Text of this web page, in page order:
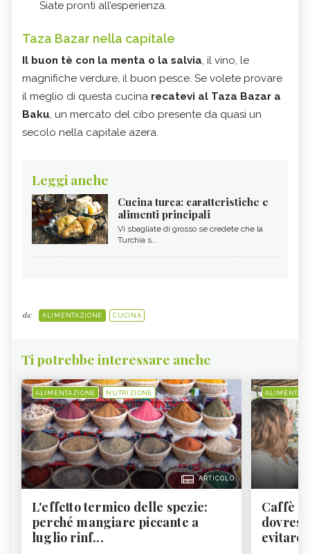
Siate pronti all’esperienza.
Taza Bazar nella capitale
Il buon tè con la menta o la salvia, il vino, le
magnifiche verdure, il buon pesce. Se volete provare
il meglio di questa cucina recatevi al Taza Bazar a
Baku, un mercato del cibo presente da quasi un
secolo nella capitale azera.
Leggi anche
Cucina turca: caratteristiche e
alimenti principali
Vi sbagliate di grosso se credete che la
Turchia s...
da: ALIMENTAZIONE CUCINA
Ti potrebbe interessare anche
ALIMENTAZIONE NUTRIZIONE
ARTICOLO
L'effetto termico delle spezie:
perché mangiare piccante a
luglio rinf...
Caffè
evitare